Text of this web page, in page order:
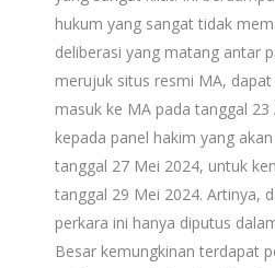
hukum yang sangat tidak
deliberasi yang matang antar
merujuk situs resmi MA,
masuk ke MA pada tanggal
kepada panel hakim yang
tanggal 27 Mei 2024, untuk
tanggal 29 Mei 2024. Artinya,
perkara ini hanya diputus
Besar kemungkinan terdapat